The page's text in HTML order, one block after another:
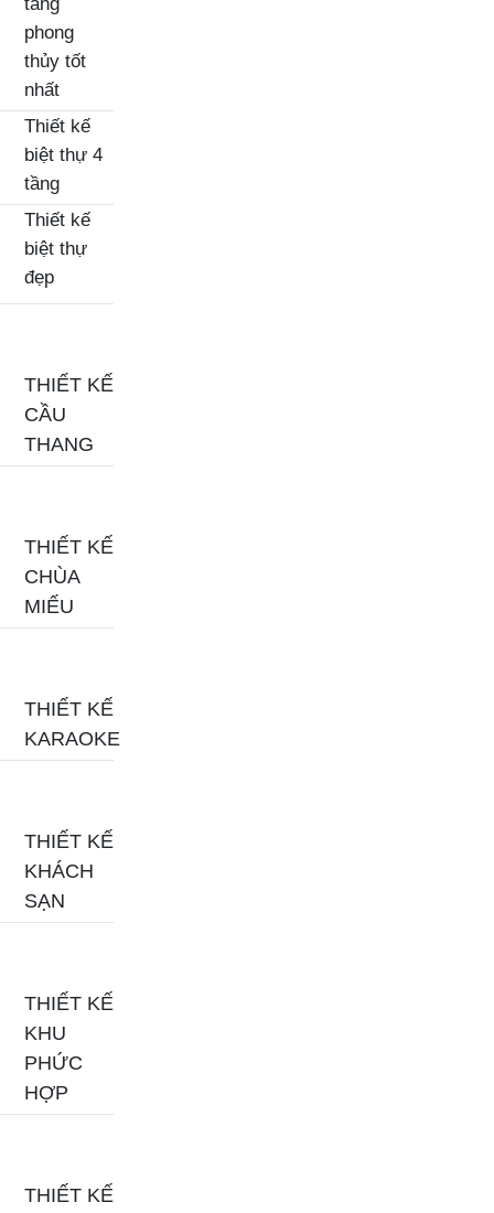
phong
thủy tốt
nhất
Thiết kế
biệt thự 4
tầng
Thiết kế
biệt thự
đẹp
THIẾT KẾ
CẦU
THANG
THIẾT KẾ
CHÙA
MIẾU
THIẾT KẾ
KARAOKE
THIẾT KẾ
KHÁCH
SẠN
THIẾT KẾ
KHU
PHỨC
HỢP
THIẾT KẾ